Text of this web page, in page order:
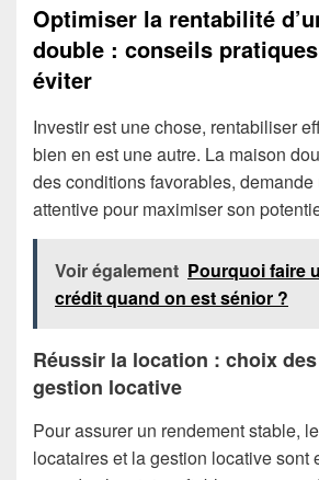
Optimiser la rentabilité
double : conseils
éviter
Investir est une chose, rentabiliser
bien en est une autre. La maison
des conditions favorables, demande
attentive pour maximiser son
Voir également Pourquoi faire
crédit quand on est sénior ?
Réussir la location : choix
gestion locative
Pour assurer un rendement stable,
locataires et la gestion locative sont